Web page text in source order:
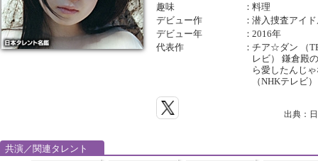
趣味
：料理
デビュー作
：潜入捜査アイ
デビュー年
：2016年
代表作
：チア☆ダン （
レビ） 鎌倉殿
ら愛したんじ
（NHKテレビ）
出典：
共演／関連タレント